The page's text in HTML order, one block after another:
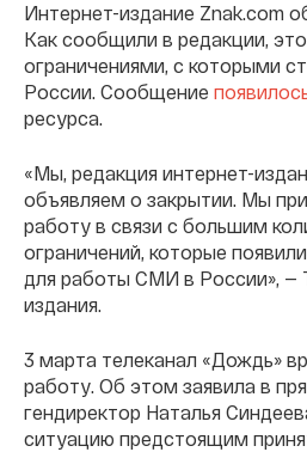
Интернет-издание Znak.com
Как сообщили в редакции,
ограничениями, с которыми
России. Сообщение
ресурса.
«Мы, редакция интернет-
объявляем о закрытии. Мы
работу в связи с большим
ограничений, которые
для работы СМИ в России», —
издания.
3 марта телеканал «Дождь»
работу. Об этом заявила в
гендиректор Наталья
ситуацию предстоящим